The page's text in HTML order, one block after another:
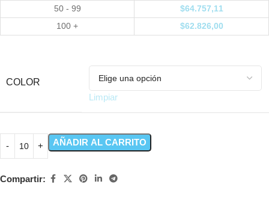
50 - 99
$64.757,11
100 +
$62.826,00
COLOR
Limpiar
AÑADIR AL CARRITO
Compartir: